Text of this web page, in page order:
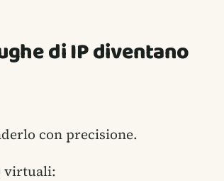
di IP diventano
con precisione.
virtuali: